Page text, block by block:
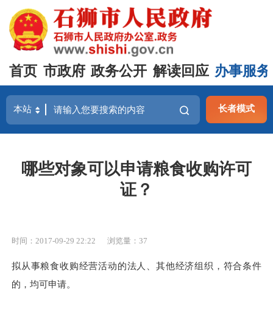
首页 市政府 政务公开 解读回应 办事服务
长者模式
哪些对象可以申请粮食收购许可
证？
时间：2017-09-29 22:22 浏览量： 37
拟从事粮食收购经营活动的法人、其他经济组织，符合条件
的，均可申请。